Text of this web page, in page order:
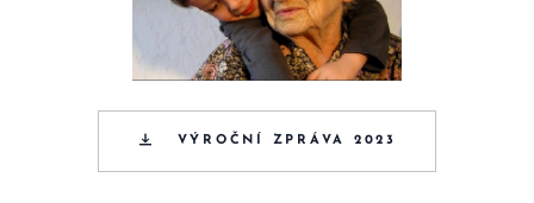
VÝROČNÍ ZPRÁVA 2023